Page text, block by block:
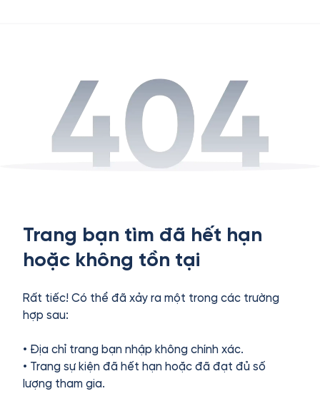
Trang bạn tìm đã hết hạn
hoặc không tồn tại
Rất tiếc! Có thể đã xảy ra một trong các trường
hợp sau:
• Địa chỉ trang bạn nhập không chính xác.
• Trang sự kiện đã hết hạn hoặc đã đạt đủ số
lượng tham gia.